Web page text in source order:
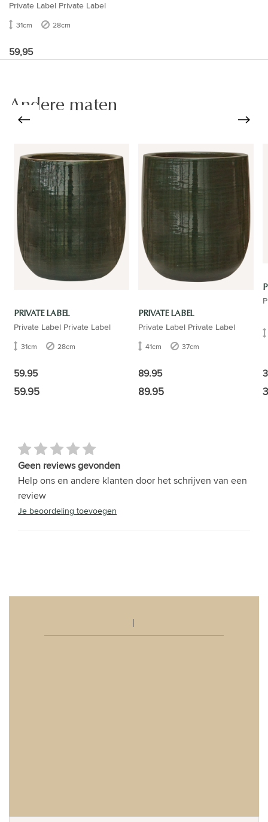
Private Label Private Label
31cm 28cm
59,95
Andere maten
PRIVATE LABEL
Private Label Private Label
31cm 28cm
59.95
59.95
PRIVATE LABEL
Private Label Private Label
41cm 37cm
89.95
89.95
Geen reviews gevonden
Help ons en andere klanten door het schrijven van een
review
Je beoordeling toevoegen